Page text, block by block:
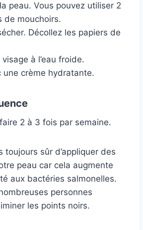
peau. Vous pouvez utiliser 2
de mouchoirs.
Décollez les papiers de
à l’eau froide.
une crème hydratante.
2 à 3 fois par semaine.
toujours sûr d’appliquer des
peau car cela augmente
aux bactéries salmonelles.
personnes
les points noirs.